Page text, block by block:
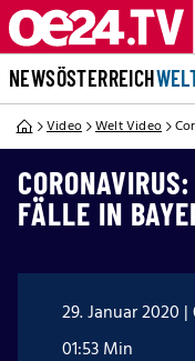
NEWSÖSTERREICH
Video Welt Video
FÄLLE IN
29. Januar 2020 |
01:53 Min